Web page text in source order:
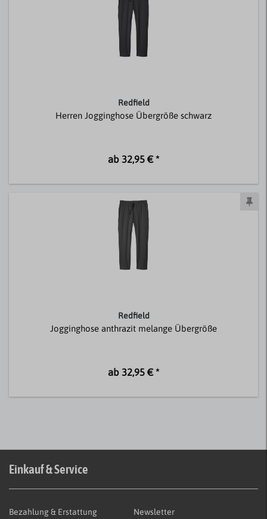
Redfield
Herren Jogginghose Übergröße schwarz
ab 32,95 € *
Redfield
Jogginghose anthrazit melange Übergröße
ab 32,95 € *
Einkauf & Service
Bezahlung & Erstattung Newsletter